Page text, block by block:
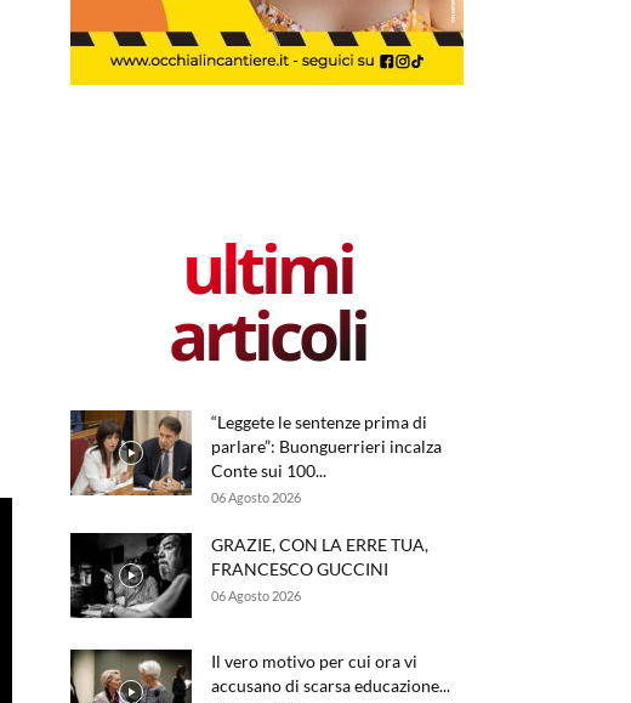
ultimi
articoli
“Leggete le sentenze prima di
parlare”: Buonguerrieri incalza
Conte sui 100...
06 Agosto 2026
GRAZIE, CON LA ERRE TUA,
FRANCESCO GUCCINI
06 Agosto 2026
Il vero motivo per cui ora vi
accusano di scarsa educazione...